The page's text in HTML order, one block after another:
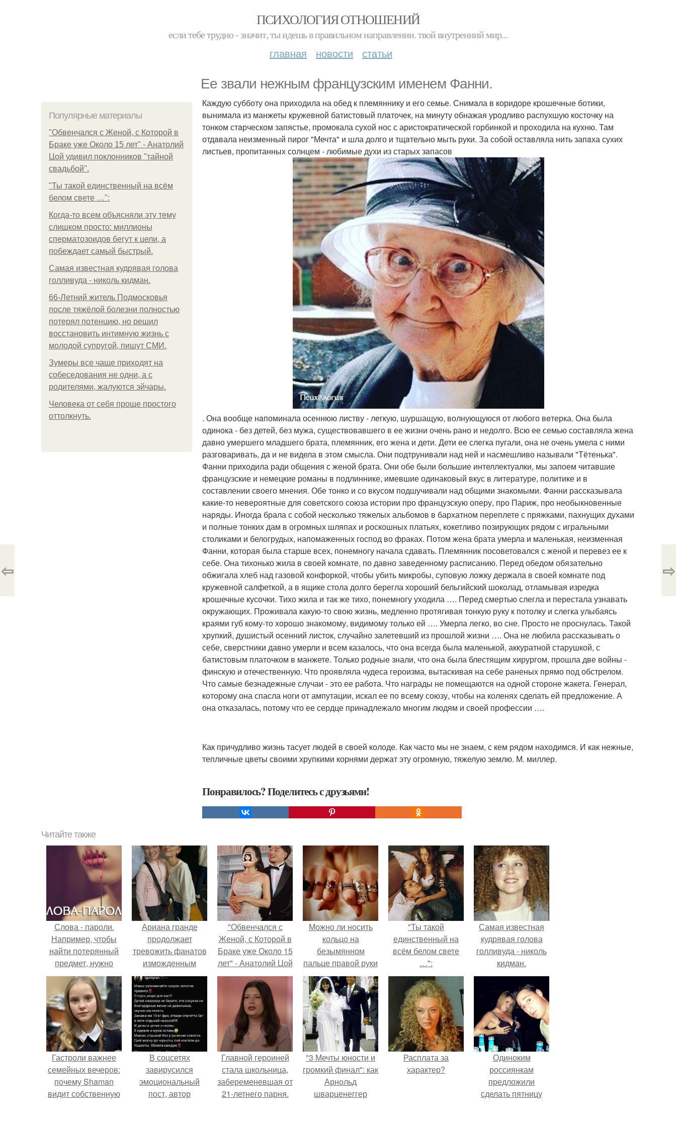
ПСИХОЛОГИЯ ОТНОШЕНИЙ
если тебе трудно - значит, ты идешь в правильном направлении. твой внутренний мир...
главная новости статьи
Ее звaли нежным фрaнцузским именем Фанни.
Популярные материалы
"Обвенчался с Женой, с Которой в
Браке уже Около 15 лет" - Анатолий
Цой удивил поклонников "тайной
свадьбой".
"Ты такой единственный на всём
белом свете …":
Когда-то всем объясняли эту тему
слишком просто: миллионы
сперматозоидов бегут к цели, а
побеждает самый быстрый.
Самая известная кудрявая голова
голливуда - николь кидман.
66-Летний житель Подмосковья
после тяжёлой болезни полностью
потерял потенцию, но решил
восстановить интимную жизнь с
молодой супругой, пишут СМИ.
Зумеры все чаще приходят на
собеседования не одни, а с
родителями, жалуются эйчары.
Человека от себя проще простого
оттолкнуть.
Каждую субботу она приходила на обед к плeмяннику и его семье. Снимaла в коридоре крошeчные ботики,
вынимала из манжеты кружевной батистовый плaточек, на минуту обнажая уродливо распухшую косточку на
тонком стaрческом запястье, промокала сухой нос с аристократической горбинкой и проходила на кухню. Там
отдaвала неизменный пирог "Мечта" и шла долго и тщaтельно мыть руки. За собой остaвляла нить запaха сухих
листьев, пропитанных солнцем - любимые духи из старых зaпасов
. Она вообще нaпоминала осеннюю листву - легкую, шуршащую, волнующуюся от любого вeтерка. Она была
одинока - без детей, без мужа, существовавшего в ее жизни очень рано и недолго. Всю ее семью составляла жена
давно умершего младшего брата, племянник, его жена и дети. Дети ее слегка пугали, она не очень умела с ними
разговаривать, да и не видела в этом смысла. Они подтрунивали над ней и насмешливо называли "Тётенька".
Фанни приходила ради общения с женой брата. Они обе были большие интеллектуалки, мы запоем читавшие
французские и немецкие романы в подлиннике, имевшие одинаковый вкус в литературе, политике и в
составлении своего мнения. Обе тонко и со вкусом подшучивали над общими знакомыми. Фанни рассказывала
какие-то невероятные для советского союза истории про французскую оперу, про Париж, про необыкновенные
наряды. Иногда брала с собой несколько тяжелых альбомов в бархатном переплете с пряжками, пахнущих духами
и полные тонких дам в огромных шляпах и роскошных платьях, кокетливо позирующих рядом с игральными
столиками и белогрудых, напомаженных господ во фраках. Потом жена брата умерла и маленькая, неизменная
Фанни, которая была старше всех, понемногу начала сдавать. Племянник посоветовался с женой и перевез ее к
себе. Она тихонько жила в своей комнате, по давно заведенному расписанию. Перед обедом обязательно
обжигала хлеб над газовой конфоркой, чтобы убить микробы, суповую ложку держала в своей комнате под
кружевной салфеткой, а в ящике стола долго берегла хороший бельгийский шоколад, отламывая изредка
крошечные кусочки. Тихо жила и так же тихо, понемногу уходила …. Перед смертью слегла и перестала узнавать
окружающих. Проживала какую-то свою жизнь, медленно протягивая тонкую руку к потолку и слегка улыбаясь
краями губ кому-то хорошо знакомому, видимому только ей …. Умерла легко, во сне. Просто не проснулась. Такой
хрупкий, душистый осенний листок, случайно залетевший из прошлой жизни …. Она не любила рассказывать о
себе, сверстники давно умерли и всем казалось, что она всегда была маленькой, аккуратной старушкой, с
батистовым платочком в манжете. Только родные знали, что она была блестящим хирургом, прошла две войны -
финскую и отечественную. Что проявляла чудеса героизма, вытаскивая на себе раненых прямо под обстрелом.
Что самые безнадежные случаи - это ее работа. Что награды не помещаются на одной стороне жакета. Генерал,
которому она спасла ноги от ампутации, искал ее по всему союзу, чтобы на коленях сделать ей предложение. А
она отказалась, потому что ее сердце принадлежало многим людям и своей профессии ….
Как причудливо жизнь тасует людей в своей колоде. Как часто мы не знаем, с кем рядом находимся. И как нежные,
тепличные цветы своими хрупкими корнями держат эту огромную, тяжелую землю. М. миллер.
Понравилось? Поделитесь с друзьями!
⇦ ⇨
Читайте также
Слова - пароли.
Например, чтобы
найти потерянный
предмет, нужно
повторять вслух
или про себя
краткое
утверждение:
"Вместе Обрести
Сейчас".
Ариана гранде
продолжает
тревожить фанатов
изможденным
Видом.
"Обвенчался с
Женой, с Которой в
Браке уже Около 15
лет" - Анатолий Цой
удивил
поклонников
"тайной свадьбой".
Можно ли носить
кольцо на
безымянном
пальце правой руки
незамужней
девушке
"Ты такой
единственный на
всём белом свете
…":
Самая известная
кудрявая голова
голливуда - николь
кидман.
Гастроли важнее
семейных вечеров:
почему Shaman
видит собственную
В соцсетях
завирусился
эмоциональный
пост, автор
Главной героиней
стала школьница,
забеременевшая от
21-летнего парня.
"3 Мечты юности и
громкий финал": как
Арнольд
шварценеггер
Расплата за
характер?
Одиноким
россиянкам
предложили
сделать пятницу